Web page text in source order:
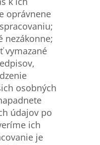
oprávnene
nezákonne;
vymazané
osobných
údajov po
ich
je